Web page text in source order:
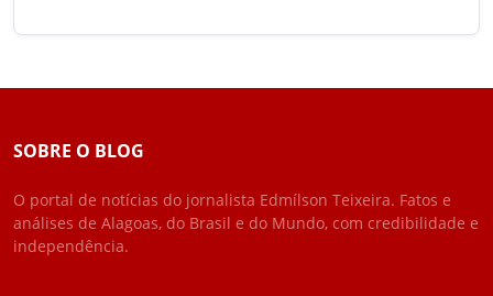
SOBRE O BLOG
O portal de notícias do jornalista Edmílson Teixeira. Fatos e
análises de Alagoas, do Brasil e do Mundo, com credibilidade e
independência.